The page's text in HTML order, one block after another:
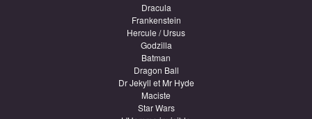
Dracula
Frankenstein
Hercule / Ursus
Godzilla
Batman
Dragon Ball
Dr Jekyll et Mr Hyde
Maciste
Star Wars